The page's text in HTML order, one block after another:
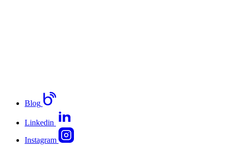
Blog
Linkedin
Instagram